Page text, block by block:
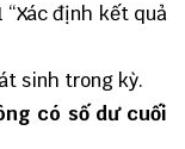
định kết quả
sinh trong kỳ.
có số dư cuối